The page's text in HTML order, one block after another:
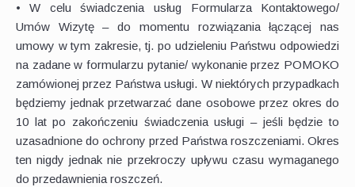
• W celu świadczenia usług Formularza Kontaktowego/
Umów Wizytę – do momentu rozwiązania łączącej nas
umowy w tym zakresie, tj. po udzieleniu Państwu odpowiedzi
na zadane w formularzu pytanie/ wykonanie przez POMOKO
zamówionej przez Państwa usługi. W niektórych przypadkach
będziemy jednak przetwarzać dane osobowe przez okres do
10 lat po zakończeniu świadczenia usługi – jeśli będzie to
uzasadnione do ochrony przed Państwa roszczeniami. Okres
ten nigdy jednak nie przekroczy upływu czasu wymaganego
do przedawnienia roszczeń.